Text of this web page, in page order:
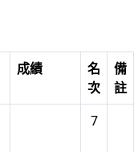
成績
名
次
備
註
7